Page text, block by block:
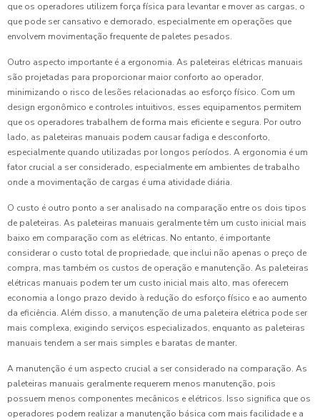
que os operadores utilizem força física para levantar e mover as cargas, o
que pode ser cansativo e demorado, especialmente em operações que
envolvem movimentação frequente de paletes pesados.
Outro aspecto importante é a ergonomia. As paleteiras elétricas manuais
são projetadas para proporcionar maior conforto ao operador,
minimizando o risco de lesões relacionadas ao esforço físico. Com um
design ergonômico e controles intuitivos, esses equipamentos permitem
que os operadores trabalhem de forma mais eficiente e segura. Por outro
lado, as paleteiras manuais podem causar fadiga e desconforto,
especialmente quando utilizadas por longos períodos. A ergonomia é um
fator crucial a ser considerado, especialmente em ambientes de trabalho
onde a movimentação de cargas é uma atividade diária.
O custo é outro ponto a ser analisado na comparação entre os dois tipos
de paleteiras. As paleteiras manuais geralmente têm um custo inicial mais
baixo em comparação com as elétricas. No entanto, é importante
considerar o custo total de propriedade, que inclui não apenas o preço de
compra, mas também os custos de operação e manutenção. As paleteiras
elétricas manuais podem ter um custo inicial mais alto, mas oferecem
economia a longo prazo devido à redução do esforço físico e ao aumento
da eficiência. Além disso, a manutenção de uma paleteira elétrica pode ser
mais complexa, exigindo serviços especializados, enquanto as paleteiras
manuais tendem a ser mais simples e baratas de manter.
A manutenção é um aspecto crucial a ser considerado na comparação. As
paleteiras manuais geralmente requerem menos manutenção, pois
possuem menos componentes mecânicos e elétricos. Isso significa que os
operadores podem realizar a manutenção básica com mais facilidade e a